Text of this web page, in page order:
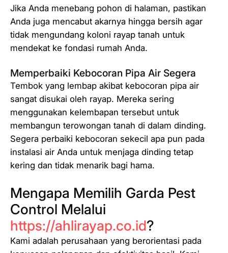
Jika Anda menebang pohon di halaman, pastikan
Anda juga mencabut akarnya hingga bersih agar
tidak mengundang koloni rayap tanah untuk
mendekat ke fondasi rumah Anda.
Memperbaiki Kebocoran Pipa Air Segera
Tembok yang lembap akibat kebocoran pipa air
sangat disukai oleh rayap. Mereka sering
menggunakan kelembapan tersebut untuk
membangun terowongan tanah di dalam dinding.
Segera perbaiki kebocoran sekecil apa pun pada
instalasi air Anda untuk menjaga dinding tetap
kering dan tidak menarik bagi hama.
Mengapa Memilih Garda Pest
Control Melalui
https://ahlirayap.co.id?
Kami adalah perusahaan yang berorientasi pada